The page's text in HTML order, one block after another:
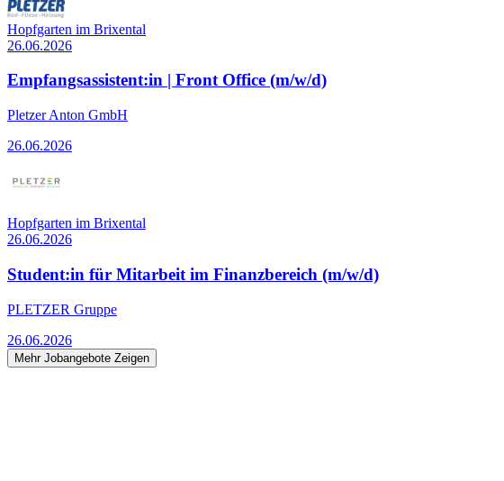
Hopfgarten im Brixental
26.06.2026
Empfangsassistent:in | Front Office (m/w/d)
Pletzer Anton GmbH
26.06.2026
Hopfgarten im Brixental
26.06.2026
Student:in für Mitarbeit im Finanzbereich (m/w/d)
PLETZER Gruppe
26.06.2026
Mehr Jobangebote Zeigen